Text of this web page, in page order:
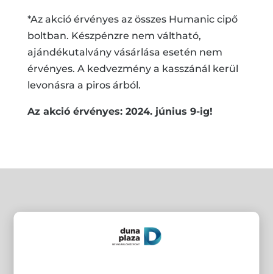
*Az akció érvényes az összes Humanic cipő
boltban. Készpénzre nem váltható,
ajándékutalvány vásárlása esetén nem
érvényes. A kedvezmény a kasszánál kerül
levonásra a piros árból.
Az akció érvényes: 2024. június 9-ig!